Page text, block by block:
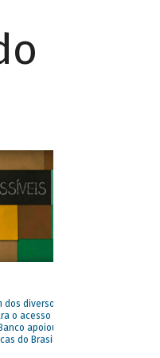
diversos
o acesso à
apoiou
do Brasil e